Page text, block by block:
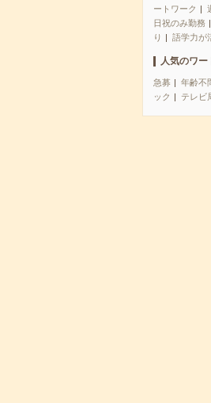
ートワーク
日祝のみ勤務
り
語学力が
人気のワ
急募 年齢不
ック
テレビ